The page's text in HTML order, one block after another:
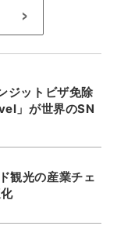
>
ジットビザ免除
」が世界のSN
観光の産業チェ